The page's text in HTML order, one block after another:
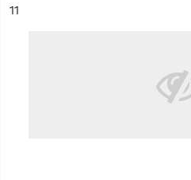
n°
11